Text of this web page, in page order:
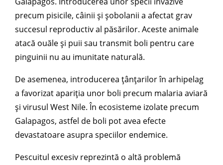
precum pisicile, câinii și șobolanii a afectat grav
succesul reproductiv al păsărilor. Aceste animale
atacă ouăle și puii sau transmit boli pentru care
pinguinii nu au imunitate naturală.
De asemenea, introducerea țânțarilor în arhipelag
a favorizat apariția unor boli precum malaria aviară
și virusul West Nile. În ecosisteme izolate precum
Galapagos, astfel de boli pot avea efecte
devastatoare asupra speciilor endemice.
Pescuitul excesiv reprezintă o altă problemă